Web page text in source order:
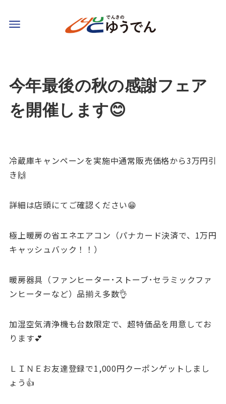
今年最後の秋の感謝フェア
を開催します😊
冷蔵庫キャンペーンを実施中通常販売価格から3万円引
き🙌
詳細は店頭にてご確認ください😁
極上暖房の省エネエアコン（パナカード決済で、1万円
キャッシュバック！！）
暖房器具（ファンヒーター･ストーブ･セラミックファ
ンヒーターなど）品揃え多数👌
加湿空気清浄機も台数限定で、超特価品を用意してお
ります💕
ＬＩＮＥお友達登録で1,000円クーポンゲットしまし
ょう👍